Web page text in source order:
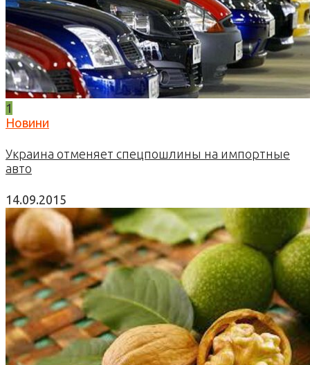
1
Новини
Украина отменяет спецпошлины на импортные
авто
14.09.2015